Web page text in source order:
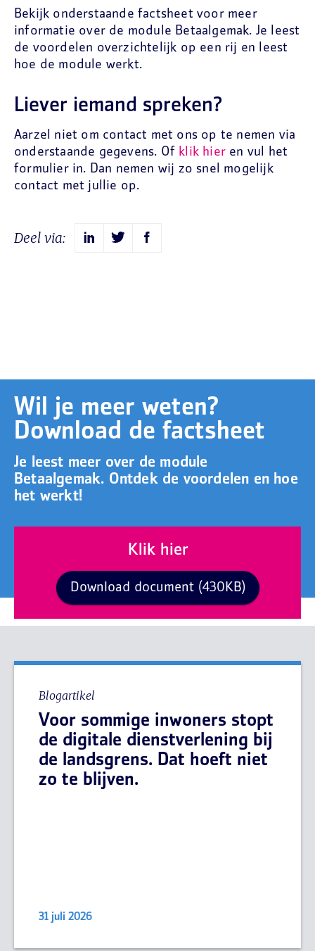
Bekijk onderstaande factsheet voor meer
informatie over de module Betaalgemak. Je leest
de voordelen overzichtelijk op een rij en leest
hoe de module werkt.
Liever iemand spreken?
Aarzel niet om contact met ons op te nemen via
onderstaande gegevens. Of klik hier en vul het
formulier in. Dan nemen wij zo snel mogelijk
contact met jullie op.
Deel via:
Wil je meer weten?
Download de factsheet
Je leest meer over de module
Betaalgemak. Ontdek de voordelen en hoe
het werkt!
Klik hier
Download document (430KB)
Blogartikel
Voor sommige inwoners stopt
de digitale dienstverlening bij
de landsgrens. Dat hoeft niet
zo te blijven.
31 juli 2026